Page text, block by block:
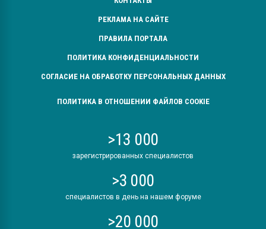
РЕКЛАМА НА САЙТЕ
ПРАВИЛА ПОРТАЛА
ПОЛИТИКА КОНФИДЕНЦИАЛЬНОСТИ
СОГЛАСИЕ НА ОБРАБОТКУ ПЕРСОНАЛЬНЫХ ДАННЫХ
ПОЛИТИКА В ОТНОШЕНИИ ФАЙЛОВ COOKIE
>13 000
зарегистрированных специалистов
>3 000
специалистов в день на нашем форуме
>20 000